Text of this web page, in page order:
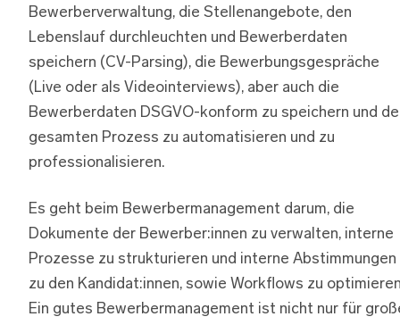
Bewerberverwaltung, die Stellenangebote, den
Lebenslauf durchleuchten und Bewerberdaten
speichern (CV-Parsing), die Bewerbungsgespräche
(Live oder als Videointerviews), aber auch die
Bewerberdaten DSGVO-konform zu speichern und
gesamten Prozess zu automatisieren und zu
professionalisieren.
Es geht beim Bewerbermanagement darum, die
Dokumente der Bewerber:innen zu verwalten, interne
Prozesse zu strukturieren und interne Abstimmungen
zu den Kandidat:innen, sowie Workflows zu
Ein gutes Bewerbermanagement ist nicht nur für